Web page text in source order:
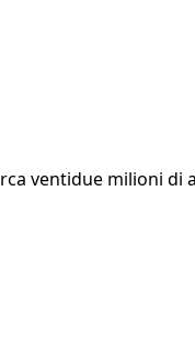
ventidue milioni